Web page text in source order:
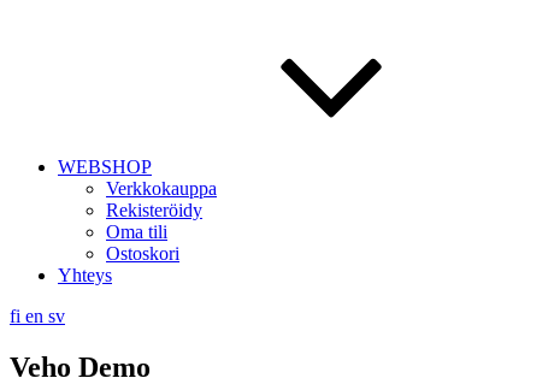
WEBSHOP
Verkkokauppa
Rekisteröidy
Oma tili
Ostoskori
Yhteys
fi en sv
Veho Demo